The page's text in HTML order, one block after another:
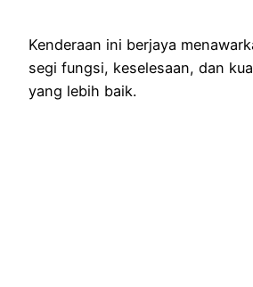
Kenderaan ini berjaya
segi fungsi, keselesaan, dan
yang lebih baik.